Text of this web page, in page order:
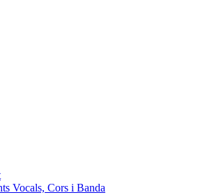
Vocals, Cors i Banda